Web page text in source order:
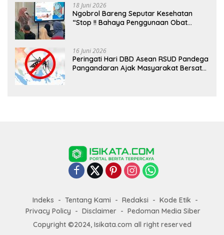
18 Juni 2026
Ngobrol Bareng Seputar Kesehatan
“Stop !! Bahaya Penggunaan Obat
16 Juni 2026
Peringati Hari DBD Asean RSUD Pandega
Pangandaran Ajak Masyarakat Bersatu
Indeks Tentang Kami Redaksi
Kode Etik
Privacy Policy
Disclaimer
Pedoman Media Siber
Copyright ©2024, Isikata.com all right reserved